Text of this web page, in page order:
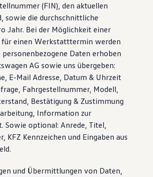
(FIN), den aktuellen
sowie die durchschnittliche
Jahr. Bei der Möglichkeit einer
für einen Werkstatttermin werden
Daten erhoben
AG sowie uns übergeben:
E-Mail Adresse, Datum & Uhrzeit
Fahrgestellnummer, Modell,
Bestätigung & Zustimmung
Information zur
Sowie optional: Anrede, Titel,
KFZ Kennzeichen und Eingaben aus
und Übermittlungen von Daten,